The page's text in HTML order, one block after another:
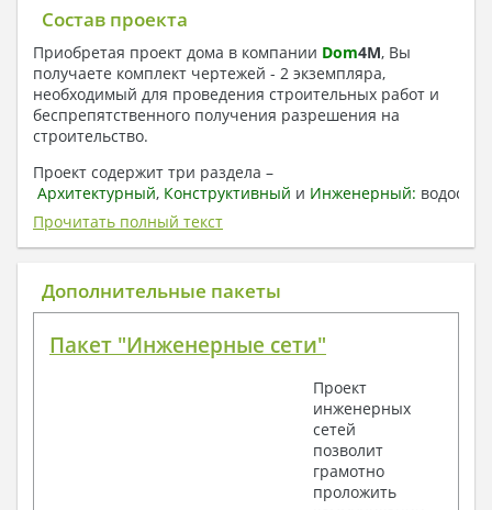
Состав проекта
Приобретая проект дома в компании Dom4M, Вы
получаете комплект чертежей - 2 экземпляра,
необходимый для проведения строительных работ и
беспрепятственного получения разрешения на
строительство.
Проект содержит три раздела –
Архитектурный, Конструктивный и Инженерный:
отопление, вентиляция, канализация,
электроснабжение (приобретается за дополнительную
плату) + Пояснительная записка.
1. Архитектурный раздел:
План координационных осей
Поэтажные маркировочные планы с
Разрезы и состав конструкций
Фасады с ведомостью внешних отделок
Элементы проемов – спецификация
Прочитать полный текст
Дополнительные пакеты
Пакет "Инженерные сети"
Проект
инженерных
сетей
позволит
грамотно
проложить